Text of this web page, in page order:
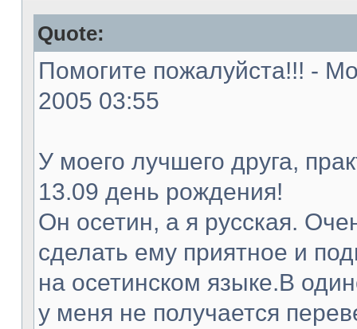
Quote:
Помогите пожалуйста!!! -
2005 03:55
У моего лучшего друга,
13.09 день рождения!
Он осетин, а я русская.
сделать ему приятное и
на осетинском языке.В
у меня не получается